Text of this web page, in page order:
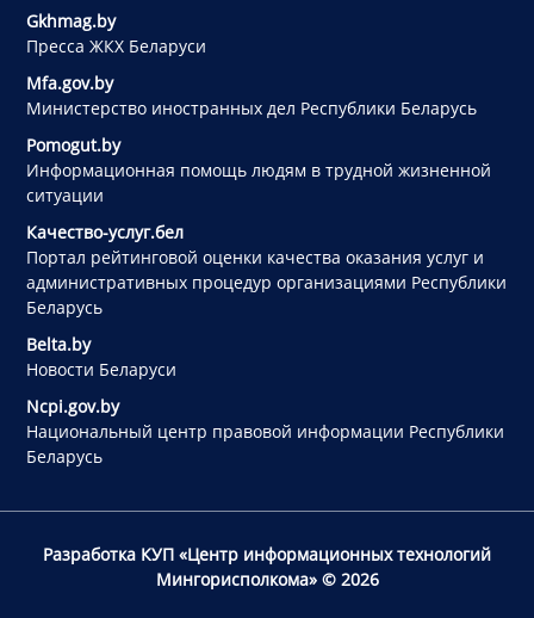
Gkhmag.by
Пресса ЖКХ Беларуси
Mfa.gov.by
Министерство иностранных дел Республики Беларусь
Pomogut.by
Информационная помощь людям в трудной жизненной
ситуации
Качество-услуг.бел
Портал рейтинговой оценки качества оказания услуг и
административных процедур организациями Республики
Беларусь
Belta.by
Новости Беларуси
Ncpi.gov.by
Национальный центр правовой информации Республики
Беларусь
Разработка КУП «Центр информационных технологий
Мингорисполкома»© 2026